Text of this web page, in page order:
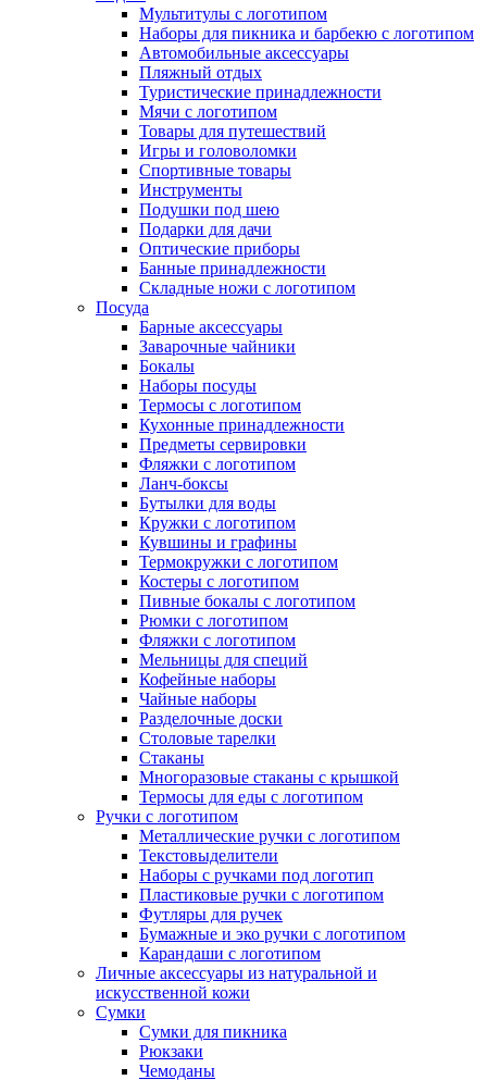
Мультитулы с логотипом
Наборы для пикника и барбекю с логотипом
Автомобильные аксессуары
Пляжный отдых
Туристические принадлежности
Мячи с логотипом
Товары для путешествий
Игры и головоломки
Спортивные товары
Инструменты
Подушки под шею
Подарки для дачи
Оптические приборы
Банные принадлежности
Складные ножи с логотипом
Посуда
Барные аксессуары
Заварочные чайники
Бокалы
Наборы посуды
Термосы с логотипом
Кухонные принадлежности
Предметы сервировки
Фляжки с логотипом
Ланч-боксы
Бутылки для воды
Кружки с логотипом
Кувшины и графины
Термокружки с логотипом
Костеры с логотипом
Пивные бокалы с логотипом
Рюмки с логотипом
Фляжки с логотипом
Мельницы для специй
Кофейные наборы
Чайные наборы
Разделочные доски
Столовые тарелки
Стаканы
Многоразовые стаканы с крышкой
Термосы для еды с логотипом
Ручки с логотипом
Металлические ручки с логотипом
Текстовыделители
Наборы с ручками под логотип
Пластиковые ручки с логотипом
Футляры для ручек
Бумажные и эко ручки с логотипом
Карандаши с логотипом
Личные аксессуары из натуральной и
искусственной кожи
Сумки
Сумки для пикника
Рюкзаки
Чемоданы